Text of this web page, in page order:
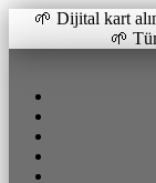
🌱 Dijital kart
🌱